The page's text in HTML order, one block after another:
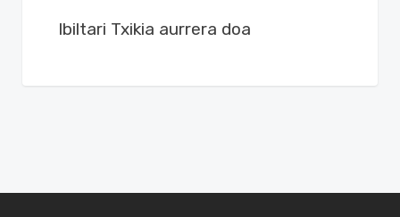
Ibiltari Txikia aurrera doa